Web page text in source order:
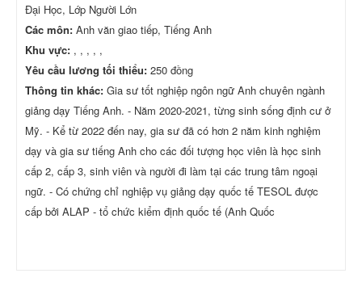
Đại Học, Lớp Người Lớn
Các môn: Anh văn giao tiếp, Tiếng Anh
Khu vực: , , , , ,
Yêu cầu lương tối thiểu: 250 đồng
Thông tin khác: Gia sư tốt nghiệp ngôn ngữ Anh chuyên ngành
giảng dạy Tiếng Anh. - Năm 2020-2021, từng sinh sống định cư ở
Mỹ. - Kể từ 2022 đến nay, gia sư đã có hơn 2 năm kinh nghiệm
dạy và gia sư tiếng Anh cho các đối tượng học viên là học sinh
cấp 2, cấp 3, sinh viên và người đi làm tại các trung tâm ngoại
ngữ. - Có chứng chỉ nghiệp vụ giảng dạy quốc tế TESOL được
cấp bởi ALAP - tổ chức kiểm định quốc tế (Anh Quốc